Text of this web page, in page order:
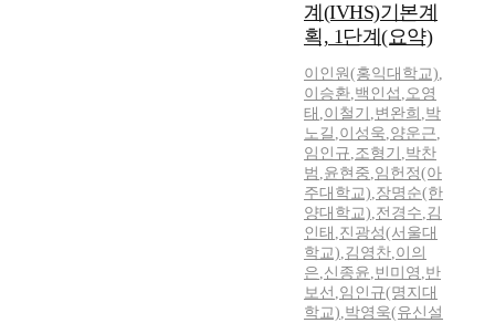
계(IVHS)기본계
획, 1단계(요약)
이인원(홍익대학교),
이승환,백인섭 ,오영
태 ,이철기 ,변완희 ,박
노길 ,이성욱,양운근,
임인규,조형기 ,박찬
범 ,윤현중,임헌정(아
주대학교),장명순(한
양대학교),전경수,김
인태 ,진광성(서울대
학교),김영찬,이의
은,신종윤,빈미영 ,반
보선 ,임인규(명지대
학교),박영욱(유신설